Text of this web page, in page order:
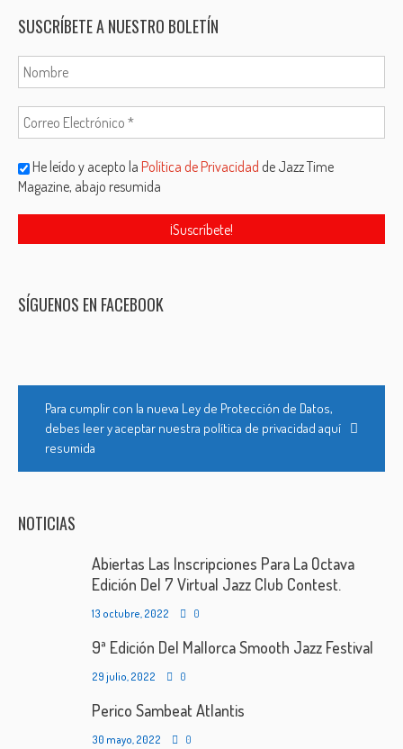
SUSCRÍBETE A NUESTRO BOLETÍN
He leído y acepto laPolítica de Privacidad de Jazz Time
Magazine, abajo resumida
SÍGUENOS EN FACEBOOK
Para cumplir con la nueva Ley de Protección de Datos,
debes leer y aceptar nuestra política de privacidad aquí
resumida
NOTICIAS
Abiertas Las Inscripciones Para La Octava
Edición Del 7 Virtual Jazz Club Contest.
13 octubre, 2022 0
9ª Edición Del Mallorca Smooth Jazz Festival
29 julio, 2022 0
Perico Sambeat Atlantis
30 mayo, 2022 0